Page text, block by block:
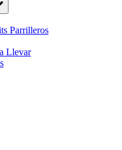
Parrilleros
Llevar